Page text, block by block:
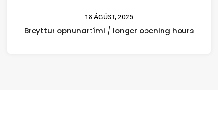
18 ÁGÚST, 2025
Breyttur opnunartími / longer opening hours